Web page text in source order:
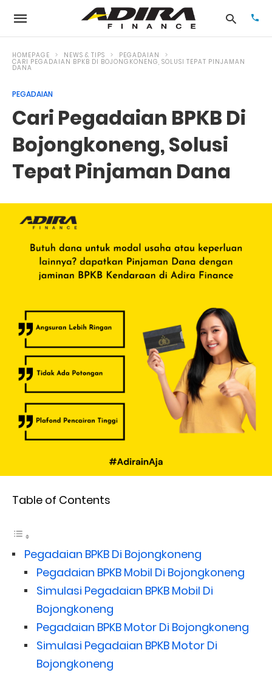
HOMEPAGE NEWS & TIPS PEGADAIAN
CARI PEGADAIAN BPKB DI BOJONGKONENG, SOLUSI TEPAT PINJAMAN
DANA
PEGADAIAN
Cari Pegadaian BPKB Di
Bojongkoneng, Solusi
Tepat Pinjaman Dana
Table of Contents
Pegadaian BPKB Di Bojongkoneng
Pegadaian BPKB Mobil Di Bojongkoneng
Simulasi Pegadaian BPKB Mobil Di
Bojongkoneng
Pegadaian BPKB Motor Di Bojongkoneng
Simulasi Pegadaian BPKB Motor Di
Bojongkoneng